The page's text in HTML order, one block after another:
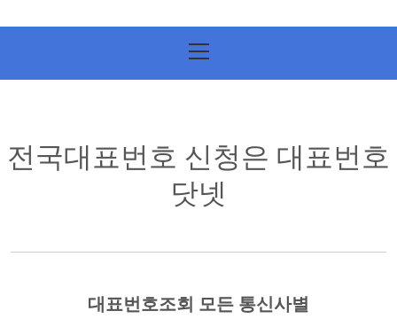
본
메
전국대표번호 신청은 대표번호
닷넷
대표번호조회 모든 통신사별